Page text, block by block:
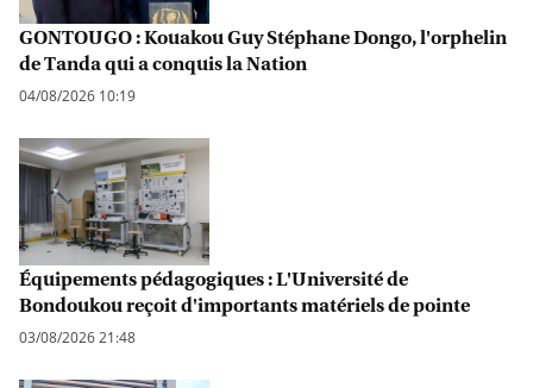
GONTOUGO : Kouakou Guy Stéphane Dongo, l'orphelin
de Tanda qui a conquis la Nation
04/08/2026 10:19
Équipements pédagogiques : L'Université de
Bondoukou reçoit d'importants matériels de pointe
03/08/2026 21:48